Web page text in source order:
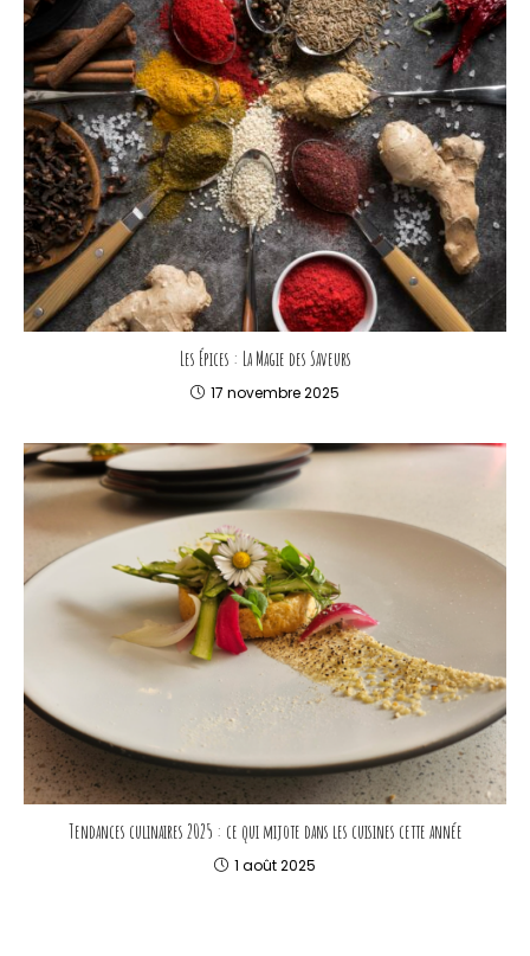
Les Épices : La Magie des Saveurs
17 novembre 2025
Tendances culinaires 2025 : ce qui mijote dans les cuisines cette année
1 août 2025